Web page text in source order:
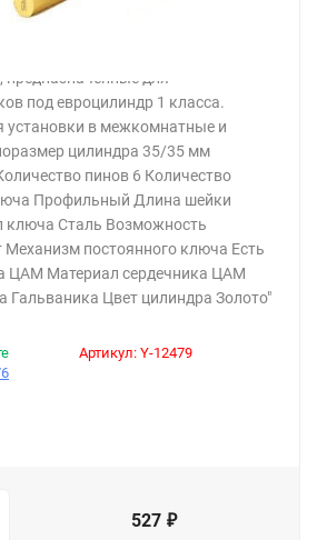
Avers ZM - бюджетные
для
под евроцилиндр 1 класса.
установки в межкомнатные и
цилиндра 35/35 мм
пинов 6 Количество
Профильный Длина шейки
ключа Сталь Возможность
Механизм постоянного ключа Есть
ЦАМ Материал сердечника ЦАМ
Гальваника Цвет цилиндра Золото"
Артикул: Y-12479
527 ₽